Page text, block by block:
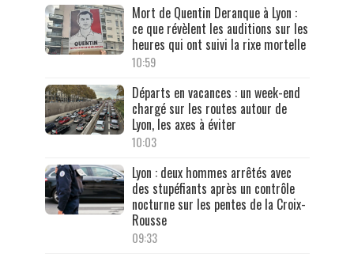
Mort de Quentin Deranque à Lyon :
ce que révèlent les auditions sur les
heures qui ont suivi la rixe mortelle
10:59
Départs en vacances : un week-end
chargé sur les routes autour de
Lyon, les axes à éviter
10:03
Lyon : deux hommes arrêtés avec
des stupéfiants après un contrôle
nocturne sur les pentes de la Croix-
Rousse
09:33